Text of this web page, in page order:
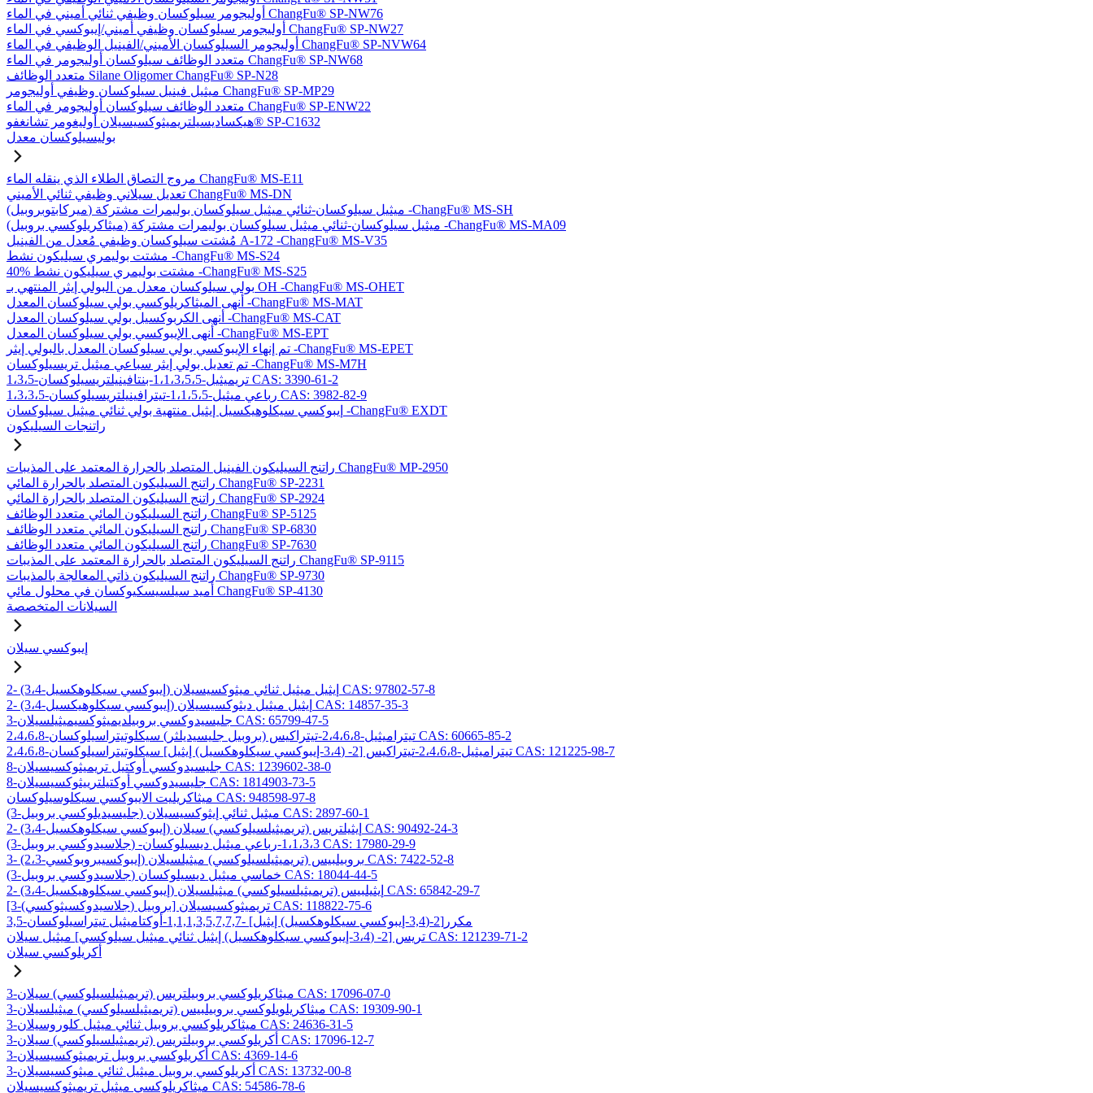
أوليجومر سيلوكسان وظيفي ثنائي أميني في الماء ChangFu® SP-NW76
أوليجومر سيلوكسان وظيفي أميني/إيبوكسي في الماء ChangFu® SP-NW27
أوليجومر السيلوكسان الأميني/الفينيل الوظيفي في الماء ChangFu® SP-NVW64
متعدد الوظائف سيلوكسان أوليجومر في الماء ChangFu® SP-NW68
متعدد الوظائف Silane Oligomer ChangFu® SP-N28
ميثيل فينيل سيلوكسان وظيفي أوليجومر ChangFu® SP-MP29
متعدد الوظائف سيلوكسان أوليجومر في الماء ChangFu® SP-ENW22
هيكساديسيلتريميثوكسيسيلان أوليغومر تشانغفو® SP-C1632
بوليسيلوكسان معدل
مروج التصاق الطلاء الذي ينقله الماء ChangFu® MS-E11
تعديل سيلاني وظيفي ثنائي الأميني ChangFu® MS-DN
(ميركابتوبروبيل) ميثيل سيلوكسان-ثنائي ميثيل سيلوكسان بوليمرات مشتركة -ChangFu® MS-SH
(ميثاكريلوكسي بروبيل) ميثيل سيلوكسان-ثنائي ميثيل سيلوكسان بوليمرات مشتركة -ChangFu® MS-MA09
مُشتت سيلوكسان وظيفي مُعدل من الفينيل A-172 -ChangFu® MS-V35
مشتت بوليمري سيليكون نشط -ChangFu® MS-S24
40% مشتت بوليمري سيليكون نشط -ChangFu® MS-S25
بولي سيلوكسان معدل من البولي إيثر المنتهي بـ OH -ChangFu® MS-OHET
أنهى الميثاكريلوكسي بولي سيلوكسان المعدل -ChangFu® MS-MAT
أنهى الكربوكسيل بولي سيلوكسان المعدل -ChangFu® MS-CAT
أنهى الإيبوكسي بولي سيلوكسان المعدل -ChangFu® MS-EPT
تم إنهاء الإيبوكسي بولي سيلوكسان المعدل بالبولي إيثر -ChangFu® MS-EPET
تم تعديل بولي إيثر سباعي ميثيل تريسيلوكسان -ChangFu® MS-M7H
1،3،5-تريميثيل-1،1،3،5،5-بنتافينيلتريسيلوكسان CAS: 3390-61-2
1،3،3،5-رباعي ميثيل-1،1،5،5-تيترافينيلتريسيلوكسان CAS: 3982-82-9
إيبوكسي سيكلوهيكسيل إيثيل منتهية بولي ثنائي ميثيل سيلوكسان -ChangFu® EXDT
راتنجات السيليكون
راتنج السيليكون الفينيل المتصلد بالحرارة المعتمد على المذيبات ChangFu® MP-2950
راتنج السيليكون المتصلد بالحرارة المائي ChangFu® SP-2231
راتنج السيليكون المتصلد بالحرارة المائي ChangFu® SP-2924
راتنج السيليكون المائي متعدد الوظائف ChangFu® SP-5125
راتنج السيليكون المائي متعدد الوظائف ChangFu® SP-6830
راتنج السيليكون المائي متعدد الوظائف ChangFu® SP-7630
راتنج السيليكون المتصلد بالحرارة المعتمد على المذيبات ChangFu® SP-9115
راتنج السيليكون ذاتي المعالجة بالمذيبات ChangFu® SP-9730
أميد سيلسيسكيوكسان في محلول مائي ChangFu® SP-4130
السيلانات المتخصصة
إيبوكسي سيلان
2- (3،4-إيبوكسي سيكلوهكسيل) إيثيل ميثيل ثنائي ميثوكسيسيلان CAS: 97802-57-8
2- (3،4-إيبوكسي سيكلوهيكسيل) إيثيل ميثيل ديثوكسيسيلان CAS: 14857-35-3
3-جليسيدوكسي بروبيلديميثوكسيميثيلسيلان CAS: 65799-47-5
2،4،6،8-تيتراميثيل-2،4،6،8-تيتراكيس (بروبيل جليسيديلثر) سيكلوتيتراسيلوكسان CAS: 60665-85-2
2،4،6،8-تيتراميثيل-2،4،6،8-تيتراكيس [2- (3،4-إيبوكسي سيكلوهكسيل) إيثيل] سيكلوتيتراسيلوكسان CAS: 121225-98-7
8-جليسيدوكسي أوكتيل تريميثوكسيسيلان CAS: 1239602-38-0
8-جليسيدوكسي أوكتيلترييثوكسيسيلان CAS: 1814903-73-5
ميثاكريليت الايبوكسي سيكلوسيلوكسان CAS: 948598-97-8
(3-جليسيديلوكسي بروبيل) ميثيل ثنائي إيثوكسيسيلان CAS: 2897-60-1
2- (3،4-إيبوكسي سيكلوهكسيل) إيثيلتريس (تريميثيلسيلوكسي) سيلان CAS: 90492-24-3
(3-جلاسيدوكسي بروبيل) -1،1،3،3-رباعي ميثيل ديسيلوكسان CAS: 17980-29-9
3- (2،3-إيبوكسيبروبوكسي) بروبيلبيس (تريميثيلسيلوكسي) ميثيلسيلان CAS: 7422-52-8
(3-جلاسيدوكسي بروبيل) خماسي ميثيل ديسيلوكسان CAS: 18044-44-5
2- (3،4-إيبوكسي سيكلوهيكسيل) إيثيلبيس (تريميثيلسيلوكسي) ميثيلسيلان CAS: 65842-29-7
[3-(جلاسيدوكسيثوكسي) بروبيل] تريميثوكسيسيلان CAS: 118822-75-6
3,5-مكرر[2-(3,4-إيبوكسي سيكلوهكسيل) إيثيل] -1,1,1,3,5,7,7,7-أوكتاميثيل تيتراسيلوكسان
تريس [2- (3،4-إيبوكسي سيكلوهكسيل) إيثيل ثنائي ميثيل سيلوكسي] ميثيل سيلان CAS: 121239-71-2
أكريلوكسي سيلان
3-ميثاكريلوكسي بروبيلتريس (تريميثيلسيلوكسي) سيلان CAS: 17096-07-0
3-ميثاكريلويلوكسي بروبيلبيس (تريميثيلسيلوكسي) ميثيلسيلان CAS: 19309-90-1
3-ميثاكريلوكسي بروبيل ثنائي ميثيل كلوروسيلان CAS: 24636-31-5
3-أكريلوكسي بروبيلتريس (تريميثيلسيلوكسي) سيلان CAS: 17096-12-7
3-أكريلوكسي بروبيل تريميثوكسيسيلان CAS: 4369-14-6
3-أكريلوكسي بروبيل ميثيل ثنائي ميثوكسيسيلان CAS: 13732-00-8
ميثاكريلوكسي ميثيل تريميثوكسيسيلان CAS: 54586-78-6